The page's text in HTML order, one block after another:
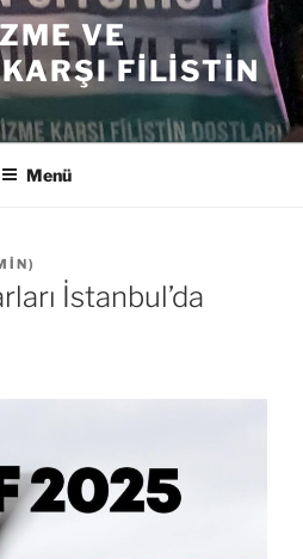
VE
FILISTIN
Menü
)
İstanbul’da